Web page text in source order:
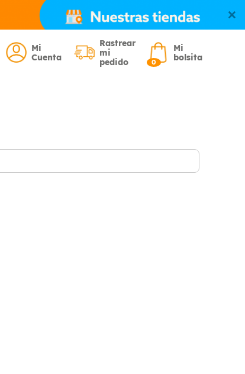
Mi
Cuenta
Rastrear
mi
pedido
0
Mi
bolsita